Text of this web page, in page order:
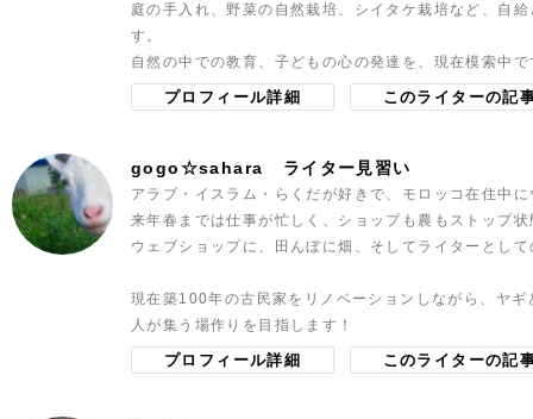
庭の手入れ、野菜の自然栽培、シイタケ栽培など、自
す。
自然の中での教育、子どもの心の発達を、現在模索中で
プロフィール詳細 このライターの記
gogo☆sahara ライター見習い
アラブ・イスラム・らくだが好きで、モロッコ在住中
来年春までは仕事が忙しく、ショップも農もストップ
ウェブショップに、田んぼに畑、そしてライターとし
現在築100年の古民家をリノベーションしながら、ヤギ
人が集う場作りを目指します！
プロフィール詳細 このライターの記